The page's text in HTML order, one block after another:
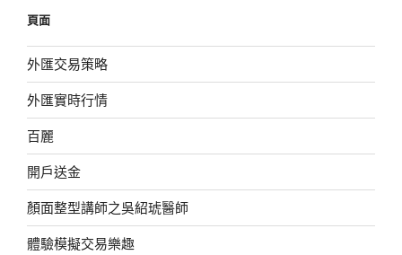
字:
頁面
外匯交易策略
外匯實時行情
百麗
開戶送金
顏面整型講師之吳紹琥醫師
體驗模擬交易樂趣